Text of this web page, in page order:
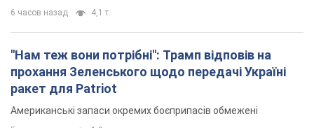
6 часов назад 4,1 т.
"Нам теж вони потрібні": Трамп відповів на
прохання Зеленського щодо передачі Україні
ракет для Patriot
Американські запаси окремих боєприпасів обмежені